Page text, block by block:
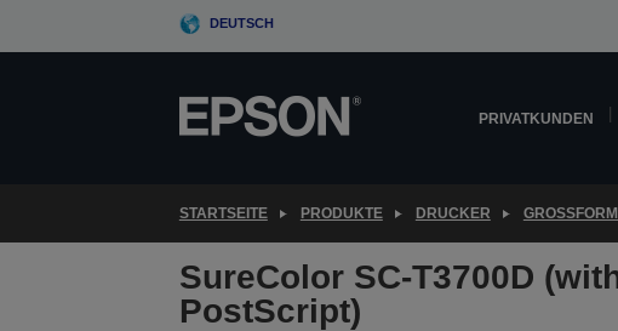
DEUTSCH
PRIVATKUNDEN
STARTSEITE PRODUKTE DRUCKER
SureColor SC-T3700D
PostScript)